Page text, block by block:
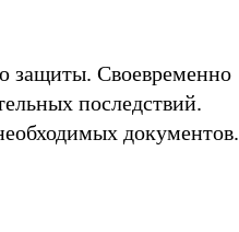
защиты. Своевременно
последствий.
документов.